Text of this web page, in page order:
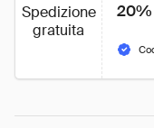
Spedizione
gratuita
20%